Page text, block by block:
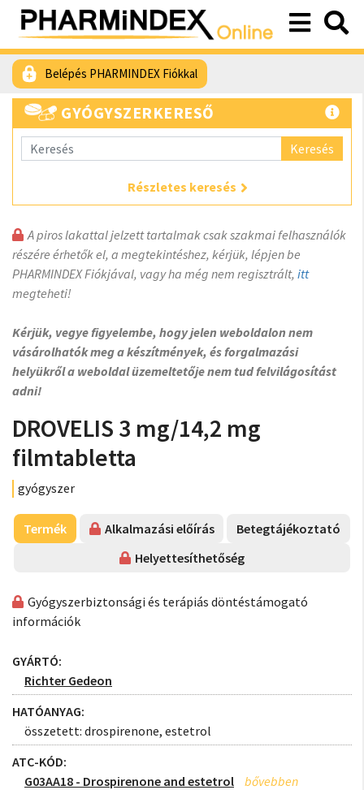
Belépés PHARMINDEX Fiókkal
GYÓGYSZERKERESŐ
Keresés
Részletes keresés
A piros lakattal jelzett tartalmak csak szakmai felhasználók
részére érhetők el, a megtekintéshez, kérjük, lépjen be
PHARMINDEX Fiókjával, vagy ha még nem regisztrált, itt
megteheti!
Kérjük, vegye figyelembe, hogy jelen weboldalon nem
vásárolhatók meg a készítmények, és forgalmazási
helyükről a weboldal üzemeltetője nem tud felvilágosítást
adni!
DROVELIS 3 mg/14,2 mg
filmtabletta
gyógyszer
Termék Alkalmazási előírás
Betegtájékoztató
Helyettesíthetőség
Gyógyszerbiztonsági és terápiás döntéstámogató
információk
GYÁRTÓ:
Richter Gedeon
HATÓANYAG:
összetett: drospirenone, estetrol
ATC-KÓD:
G03AA18 - Drospirenone and estetrol